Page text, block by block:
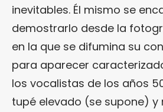
inevitables. Él mismo se
demostrarlo desde la
en la que se difumina su
para aparecer
los vocalistas de los años
tupé elevado (se supone)